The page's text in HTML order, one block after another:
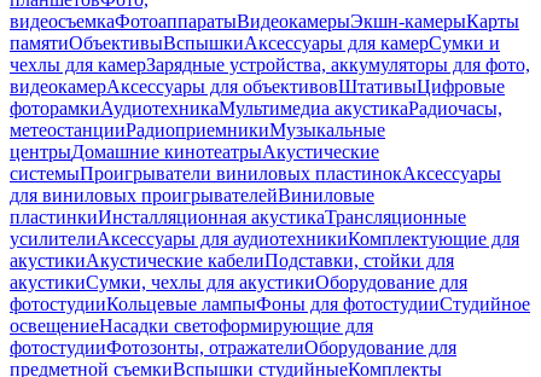
видеосъемкаФотоаппаратыВидеокамерыЭкшн-камерыКарты
памятиОбъективыВспышкиАксессуары для камерСумки и
чехлы для камерЗарядные устройства, аккумуляторы для фото,
видеокамерАксессуары для объективовШтативыЦифровые
фоторамкиАудиотехникаМультимедиа акустикаРадиочасы,
метеостанцииРадиоприемникиМузыкальные
центрыДомашние кинотеатрыАкустические
системыПроигрыватели виниловых пластинокАксессуары
для виниловых проигрывателейВиниловые
пластинкиИнсталляционная акустикаТрансляционные
усилителиАксессуары для аудиотехникиКомплектующие для
акустикиАкустические кабелиПодставки, стойки для
акустикиСумки, чехлы для акустикиОборудование для
фотостудииКольцевые лампыФоны для фотостудииСтудийное
освещениеНасадки светоформирующие для
фотостудииФотозонты, отражателиОборудование для
предметной съемкиВспышки студийныеКомплекты